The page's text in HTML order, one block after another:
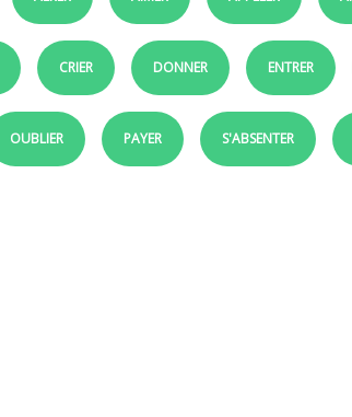
CRIER DONNER ENTRER
OUBLIER PAYER S'ABSENTER